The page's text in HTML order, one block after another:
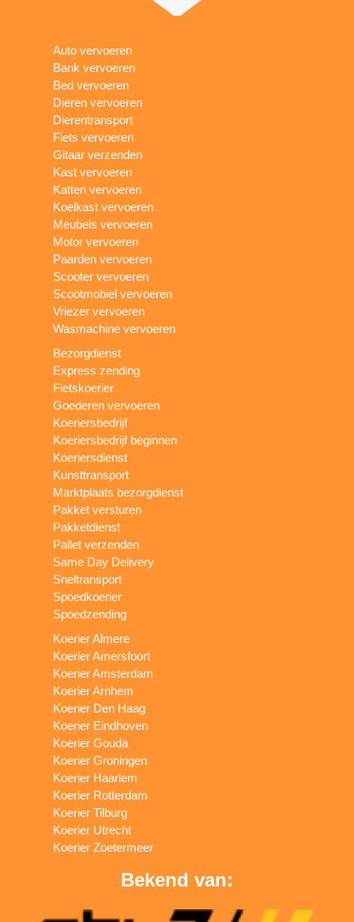
Auto vervoeren
Bank vervoeren
Bed vervoeren
Dieren vervoeren
Dierentransport
Fiets vervoeren
Gitaar verzenden
Kast vervoeren
Katten vervoeren
Koelkast vervoeren
Meubels vervoeren
Motor vervoeren
Paarden vervoeren
Scooter vervoeren
Scootmobiel vervoeren
Vriezer vervoeren
Wasmachine vervoeren
Bezorgdienst
Express zending
Fietskoerier
Goederen vervoeren
Koeriersbedrijf
Koeriersbedrijf beginnen
Koeriersdienst
Kunsttransport
Marktplaats bezorgdienst
Pakket versturen
Pakketdienst
Pallet verzenden
Same Day Delivery
Sneltransport
Spoedkoerier
Spoedzending
Koerier Almere
Koerier Amersfoort
Koerier Amsterdam
Koerier Arnhem
Koerier Den Haag
Koerier Eindhoven
Koerier Gouda
Koerier Groningen
Koerier Haarlem
Koerier Rotterdam
Koerier Tilburg
Koerier Utrecht
Koerier Zoetermeer
Bekend van: